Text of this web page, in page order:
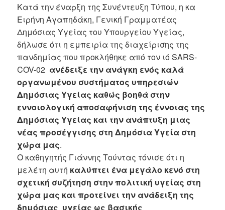
Κατά την έναρξη της Συνέντευξη Τύπου, η κα
Ειρήνη Αγαπηδάκη, Γενική Γραμματέας
Δημόσιας Υγείας του Υπουργείου Υγείας,
δήλωσε ότι η εμπειρία της διαχείρισης της
πανδημίας που προκλήθηκε από τον ιό SARS-
COV-02 ανέδειξε την ανάγκη ενός καλά
οργανωμένου συστήματος υπηρεσιών
Δημόσιας Υγείας καθώς βοηθά στην
εννοιολογική αποσαφήνιση της έννοιας της
Δημόσιας Υγείας και την ανάπτυξη μιας
νέας προσέγγισης στη Δημόσια Υγεία στη
χώρα μας.
Ο καθηγητής Γιάννης Τούντας τόνισε ότι η
μελέτη αυτή καλύπτει ένα μεγάλο κενό στη
σχετική συζήτηση στην πολιτική υγείας στη
χώρα μας και προτείνει την ανάδειξη της
δημόσιας υγείας ως βασικής